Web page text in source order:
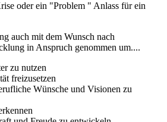
oder ein "Problem " Anlass für ein
auch mit dem Wunsch nach
in Anspruch genommen um....
zu nutzen
freizusetzen
Wünsche und Visionen zu